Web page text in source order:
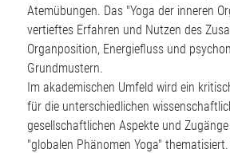
Atemübungen. Das "Yoga der inneren
vertieftes Erfahren und Nutzen des
Organposition, Energiefluss und
Grundmustern.
Im akademischen Umfeld wird ein
für die unterschiedlichen
gesellschaftlichen Aspekte und
"globalen Phänomen Yoga" thematisiert.